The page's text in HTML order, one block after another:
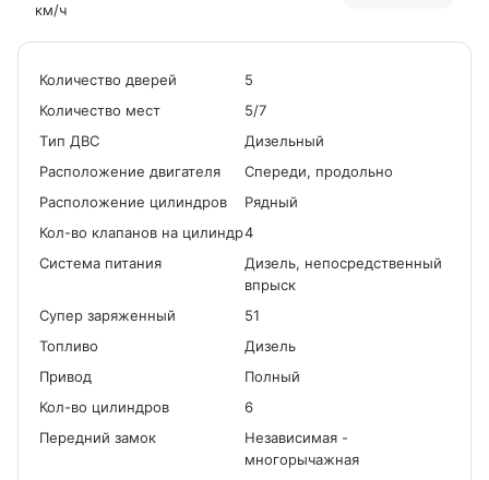
км/ч
Количество дверей
5
Количество мест
5/7
Tип ДВС
Дизельный
Расположение двигателя
Спереди, продольно
Расположение цилиндров
Рядный
Кол-во клапанов на цилиндр4
Система питания
Дизель, непосредственный
впрыск
Cупер заряженный
51
Топливо
Дизель
Привод
Полный
Кол-во цилиндров
6
Передний замок
Независимая -
многорычажная